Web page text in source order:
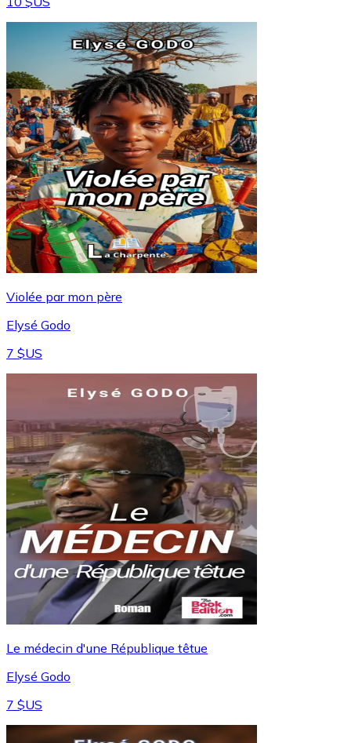
Violée par mon père
Elysé Godo
7 $US
Le médecin d'une République têtue
Elysé Godo
7 $US